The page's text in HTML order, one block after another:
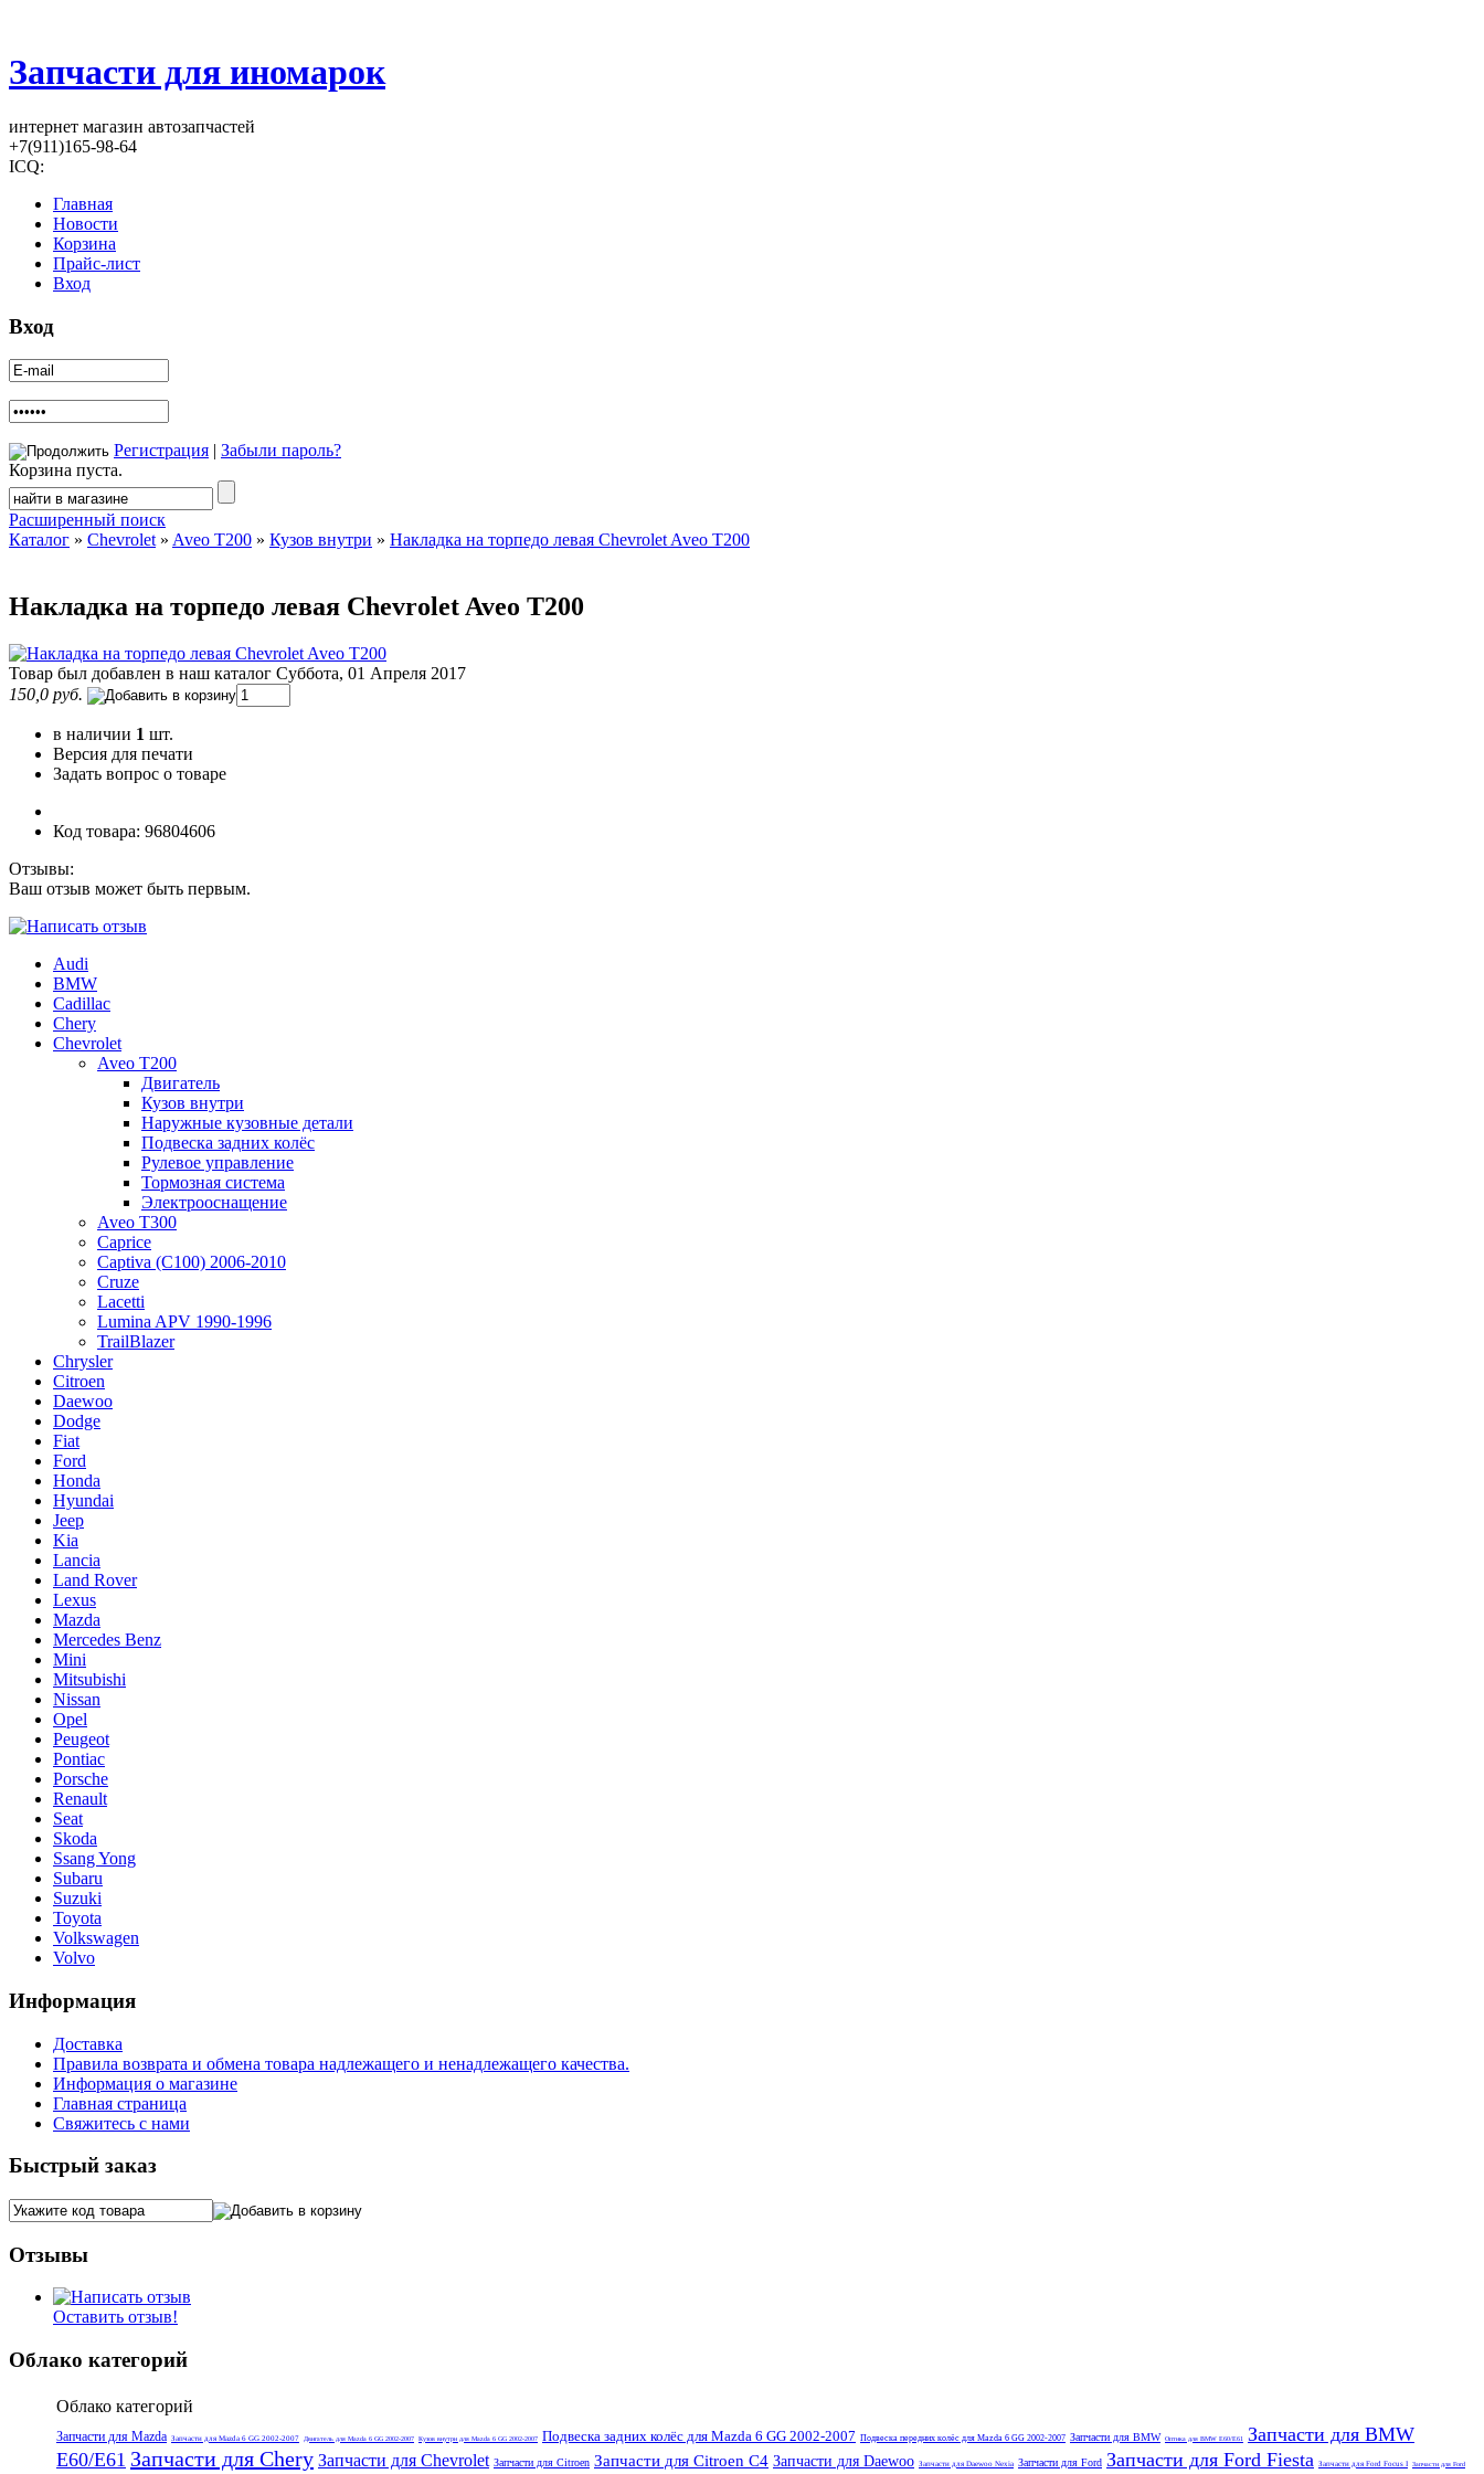
Запчасти для иномарок
интернет магазин автозапчастей
+7(911)165-98-64
ICQ:
Главная
Новости
Корзина
Прайс-лист
Вход
Вход
Регистрация | Забыли пароль?
Корзина пуста.
Расширенный поиск
Каталог » Chevrolet » Aveo T200 » Кузов внутри » Накладка на торпедо левая Chevrolet Aveo T200
Накладка на торпедо левая Chevrolet Aveo T200
Товар был добавлен в наш каталог Суббота, 01 Апреля 2017
150,0 руб.
в наличии 1 шт.
Версия для печати
Задать вопрос о товаре
Код товара: 96804606
Отзывы:
Ваш отзыв может быть первым.
Audi
BMW
Cadillac
Chery
Chevrolet
Aveo T200
Двигатель
Кузов внутри
Наружные кузовные детали
Подвеска задних колёс
Рулевое управление
Тормозная система
Электрооснащение
Aveo T300
Caprice
Captiva (C100) 2006-2010
Cruze
Lacetti
Lumina APV 1990-1996
TrailBlazer
Chrysler
Citroen
Daewoo
Dodge
Fiat
Ford
Honda
Hyundai
Jeep
Kia
Lancia
Land Rover
Lexus
Mazda
Mercedes Benz
Mini
Mitsubishi
Nissan
Opel
Peugeot
Pontiac
Porsche
Renault
Seat
Skoda
Ssang Yong
Subaru
Suzuki
Toyota
Volkswagen
Volvo
Информация
Доставка
Правила возврата и обмена товара надлежащего и ненадлежащего качества.
Информация о магазине
Главная страница
Свяжитесь с нами
Быстрый заказ
Отзывы
Оставить отзыв!
Облако категорий
Облако категорий
Запчасти для Mazda Запчасти для Mazda 6 GG 2002-2007 Двигатель для Mazda 6 GG 2002-2007 Кузов внутри для Mazda 6 GG 2002-2007 Подвеска задних колёс для Mazda 6 GG 2002-2007 Подвеска передних колёс для Mazda 6 GG 2002-2007 Запчасти для BMW Оптика для BMW E60/E61
Запчасти для BMW
E60/E61 Запчасти для Chery Запчасти для Chevrolet Запчасти для Citroen Запчасти для Citroen C4 Запчасти для Daewoo Запчасти для Daewoo Nexia Запчасти для Ford Запчасти для Ford Fiesta Запчасти для Ford Focus I Запчасти для Ford